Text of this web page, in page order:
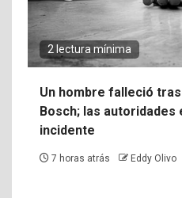
2 lectura mínima
Un hombre falleció
Bosch; las autoridades
incidente
7 horas atrás Eddy Olivo